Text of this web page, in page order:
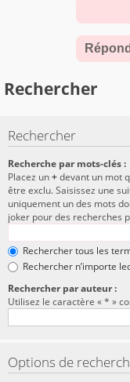
Rechercher
Rechercher
Recherche par mots-clés :
Placez un+devant un mot
être exclu. Saisissez une
uniquement un des mots
joker pour des recherches
Rechercher tous les
Rechercher n’importe
Rechercher par auteur :
Utilisez le caractère « * »
Options de